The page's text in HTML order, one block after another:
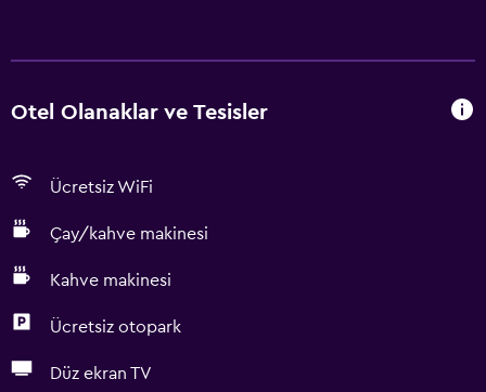
Otel Olanaklar ve Tesisler
Ücretsiz WiFi
Çay/kahve makinesi
Kahve makinesi
Ücretsiz otopark
Düz ekran TV